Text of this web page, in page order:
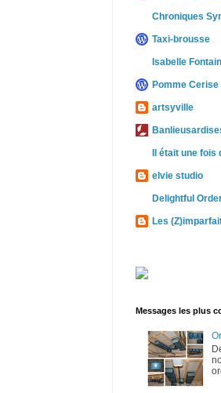
Chroniques
Taxi-brousse
Isabelle
Pomme Cerise
artsyville
Il était une fois
elvie studio
Delightful
Les
Messages les plus